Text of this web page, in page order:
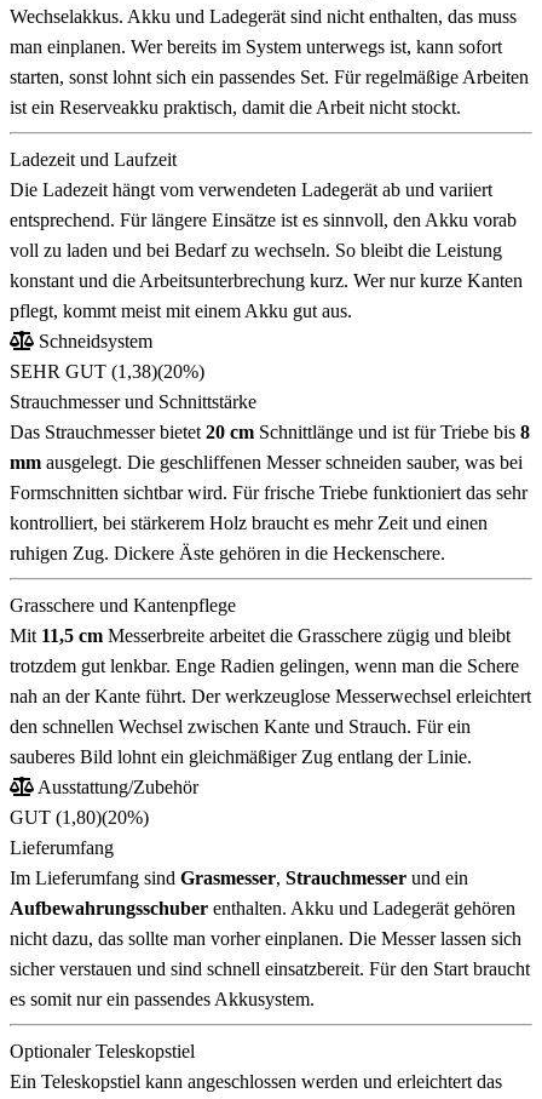
Wechselakkus. Akku und Ladegerät sind nicht enthalten, das muss
man einplanen. Wer bereits im System unterwegs ist, kann sofort
starten, sonst lohnt sich ein passendes Set. Für regelmäßige Arbeiten
ist ein Reserveakku praktisch, damit die Arbeit nicht stockt.
Ladezeit und Laufzeit
Die Ladezeit hängt vom verwendeten Ladegerät ab und variiert
entsprechend. Für längere Einsätze ist es sinnvoll, den Akku vorab
voll zu laden und bei Bedarf zu wechseln. So bleibt die Leistung
konstant und die Arbeitsunterbrechung kurz. Wer nur kurze Kanten
pflegt, kommt meist mit einem Akku gut aus.
Schneidsystem
SEHR GUT (1,38)(20%)
Strauchmesser und Schnittstärke
Das Strauchmesser bietet 20 cm Schnittlänge und ist für Triebe bis 8
mm ausgelegt. Die geschliffenen Messer schneiden sauber, was bei
Formschnitten sichtbar wird. Für frische Triebe funktioniert das sehr
kontrolliert, bei stärkerem Holz braucht es mehr Zeit und einen
ruhigen Zug. Dickere Äste gehören in die Heckenschere.
Grasschere und Kantenpflege
Mit 11,5 cm Messerbreite arbeitet die Grasschere zügig und bleibt
trotzdem gut lenkbar. Enge Radien gelingen, wenn man die Schere
nah an der Kante führt. Der werkzeuglose Messerwechsel erleichtert
den schnellen Wechsel zwischen Kante und Strauch. Für ein
sauberes Bild lohnt ein gleichmäßiger Zug entlang der Linie.
Ausstattung/Zubehör
GUT (1,80)(20%)
Lieferumfang
Im Lieferumfang sind Grasmesser, Strauchmesser und ein
Aufbewahrungsschuber enthalten. Akku und Ladegerät gehören
nicht dazu, das sollte man vorher einplanen. Die Messer lassen sich
sicher verstauen und sind schnell einsatzbereit. Für den Start braucht
es somit nur ein passendes Akkusystem.
Optionaler Teleskopstiel
Ein Teleskopstiel kann angeschlossen werden und erleichtert das